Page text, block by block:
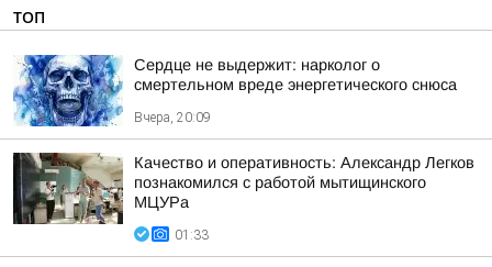
ТОП
Сердце не выдержит: нарколог о
смертельном вреде энергетического снюса
Вчера, 20:09
Качество и оперативность: Александр Легков
познакомился с работой мытищинского
МЦУРа
01:33